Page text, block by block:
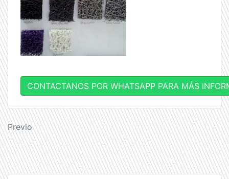
CONTACTANOS POR WHATSAPP PARA MÁS
Navegación
de
entradas
Previo